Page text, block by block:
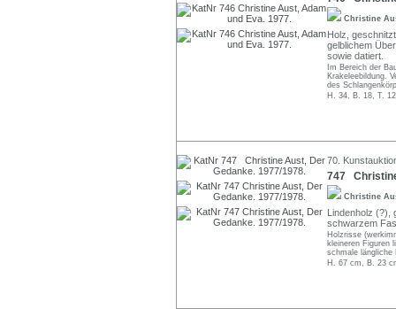
Christine
Holz,
gelblichem
sowie datiert.
Im Bereich der
Krakeleebildung.
des
H. 34, B. 18, T.
70.
747
Christine
Lindenholz (?),
schwarzem
Holzrisse
kleineren Figuren
schmale längliche
H. 67 cm, B. 23